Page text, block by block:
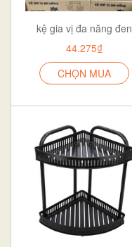
kệ gia vị đa năng đen
44.275₫
CHỌN MUA